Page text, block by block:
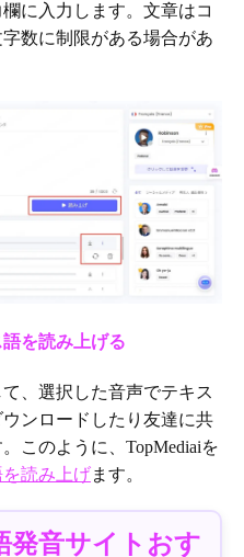
に入力します。文章はコ
数に制限がある場合があ
を読み上げる
、選択した音声でテキス
ンロードしたり友達に共
このように、TopMediaiを
読み上げます。
発音サイトおす